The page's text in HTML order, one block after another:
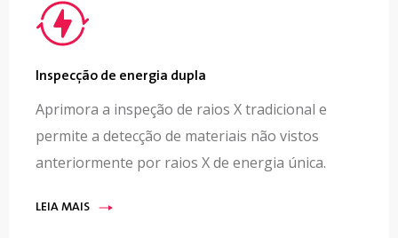
Inspecção de energia dupla
Aprimora a inspeção de raios X tradicional e
permite a detecção de materiais não vistos
anteriormente por raios X de energia única.
LEIA MAIS